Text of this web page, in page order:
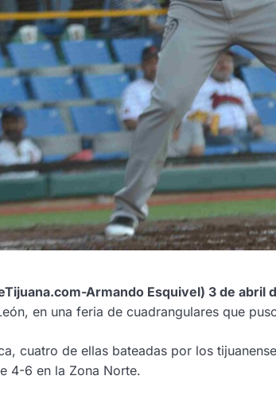
Armando Esquivel) 3 de abril
en una feria de cuadrangulares que
cuatro de ellas bateadas por los
4-6 en la Zona Norte.